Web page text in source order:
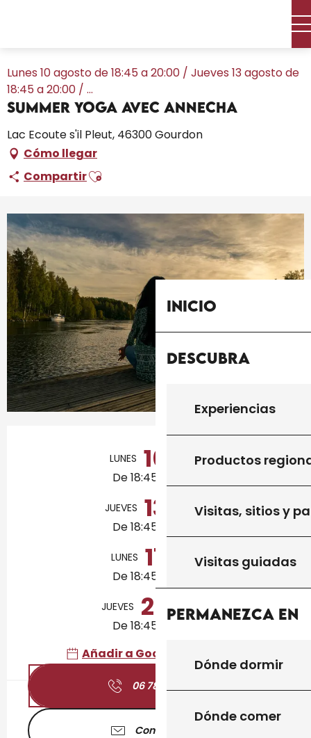
Inicio
Descubra
Experiencias
Productos
Visitas, sitios y
Visitas guiadas
Permanezca en
Dónde dormir
Dónde comer
Lunes 10 agosto de 18:45 a 20:00 / Jueves 13 agosto de
18:45 a 20:00 / ...
Summer Yoga avec AnneCha
Lac Ecoute s'il Pleut, 46300 Gourdon
Cómo llegar
CompartirAjouter aux favoris
Horarios y datos de contacto
LUNES 10 AGOSTO
De 18:45 a 20:00
JUEVES 13 AGOSTO
De 18:45 a 20:00
LUNES 17 AGOSTO
De 18:45 a 20:00
JUEVES 20 AGOSTO
De 18:45 a 20:00
Añadir a Google Calendar
06 78 44 61
Contáctenos